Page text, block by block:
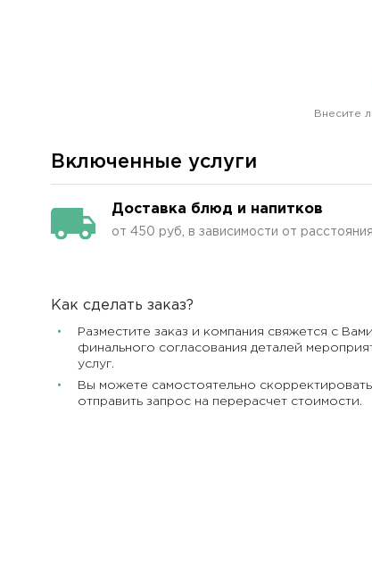
Внесите
Включенные услуги
Доставка блюд и напитков
от 450 руб, в зависимости от расстояния
Как сделать заказ?
Разместите заказ и компания свяжется с
финального согласования деталей
услуг.
Вы можете самостоятельно
отправить запрос на перерасчет стоимости.